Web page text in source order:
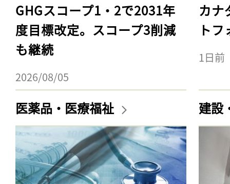
GHGスコープ1・2で2031年
度目標改定。スコープ3削減
も継続
2026/08/05
カナ
ト
1日前
医薬品・医療福祉 建設